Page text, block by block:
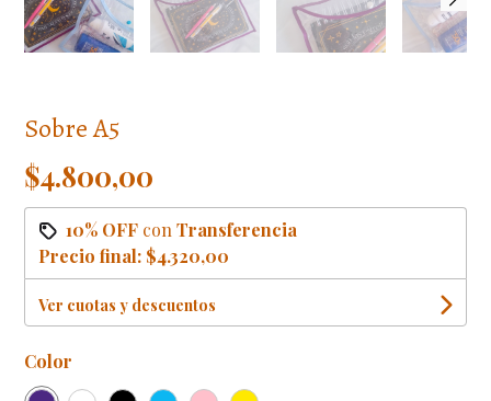
Sobre A5
$4.800,00
10% OFF conTransferencia
Precio final: $4.320,00
Ver cuotas y descuentos
Color